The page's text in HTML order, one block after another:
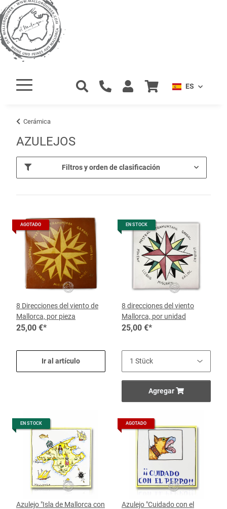
ES
Cerámica
AZULEJOS
Filtros y orden de clasificación
AGOTADO
8 Direcciones del viento de
Mallorca, por pieza
25,00 €*
Ir al artículo
EN STOCK
8 direcciones del viento
Mallorca, por unidad
25,00 €*
Agregar
EN STOCK
Azulejo "Isla de Mallorca con
AGOTADO
Azulejo "Cuidado con el